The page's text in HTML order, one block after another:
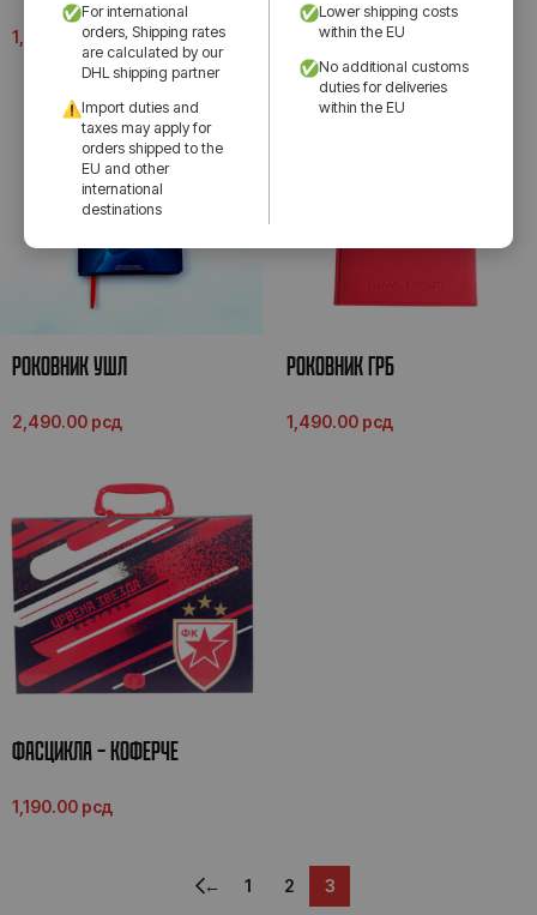
1,890.00рсд 1,990.00рсд
РОКОВНИК УШЛ
2,490.00 рсд
РОКОВНИК ГРБ
1,490.00 рсд
ФАСЦИКЛА – КОФЕРЧЕ
1,190.00 рсд
← 1 2 3
For international
orders, Shipping rates
are calculated by our
DHL shipping partner
Import duties and
taxes may apply for
orders shipped to the
EU and other
international
destinations
Lower shipping costs
within the EU
No additional customs
duties for deliveries
within the EU